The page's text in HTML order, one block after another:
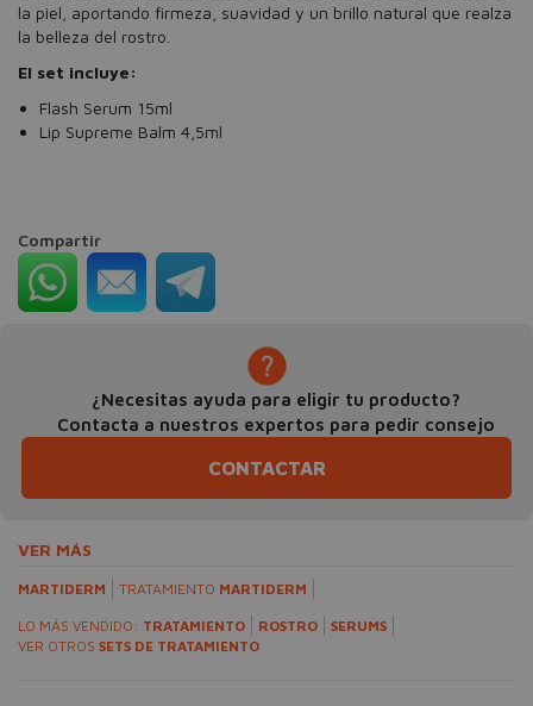
la piel, aportando firmeza, suavidad y un brillo natural que realza
la belleza del rostro.
El set incluye:
Flash Serum 15ml
Lip Supreme Balm 4,5ml
Compartir
¿Necesitas ayuda para eligir tu producto?
Contacta a nuestros expertos para pedir consejo
CONTACTAR
VER MÁS
MARTIDERM TRATAMIENTO MARTIDERM
LO MÁS VENDIDO: TRATAMIENTO ROSTRO
SERUMS
VER OTROS SETS DE TRATAMIENTO